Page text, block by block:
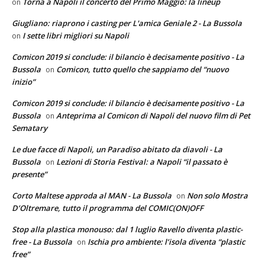
Giugliano: riaprono i casting per L'amica Geniale 2 - La Bussola
on I sette libri migliori su Napoli
Comicon 2019 si conclude: il bilancio è decisamente positivo - La
Bussola on Comicon, tutto quello che sappiamo del “nuovo
inizio”
Comicon 2019 si conclude: il bilancio è decisamente positivo - La
Bussola on Anteprima al Comicon di Napoli del nuovo film di Pet
Sematary
Le due facce di Napoli, un Paradiso abitato da diavoli - La
Bussola on Lezioni di Storia Festival: a Napoli “il passato è
presente”
Corto Maltese approda al MAN - La Bussola on Non solo Mostra
D’Oltremare, tutto il programma del COMIC(ON)OFF
Stop alla plastica monouso: dal 1 luglio Ravello diventa plastic-
free - La Bussola on Ischia pro ambiente: l’isola diventa “plastic
free”